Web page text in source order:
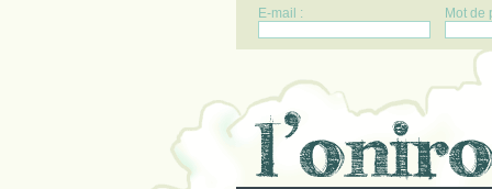
E-mail : Mot de